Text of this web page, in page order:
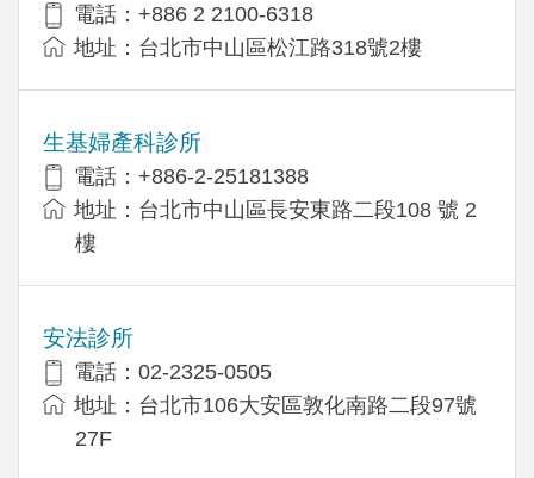
電話：+886 2 2100-6318
地址：台北市中山區松江路318號2樓
生基婦產科診所
電話：+886-2-25181388
地址：台北市中山區長安東路二段108 號 2
樓
安法診所
電話：02-2325-0505
地址：台北市106大安區敦化南路二段97號
27F